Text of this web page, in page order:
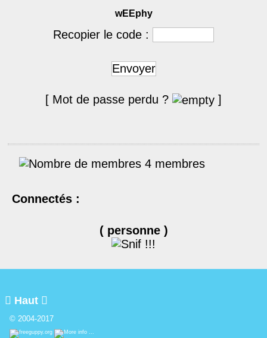
wEEphy
Recopier le code :
Envoyer
[ Mot de passe perdu ? ]
4 membres
Connectés :
( personne )
 Haut 
© 2004-2017